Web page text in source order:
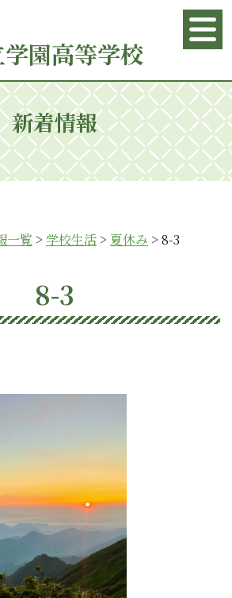
園高等学校
新着情報
一覧 > 学校生活 > 夏休み > 8-3
8-3